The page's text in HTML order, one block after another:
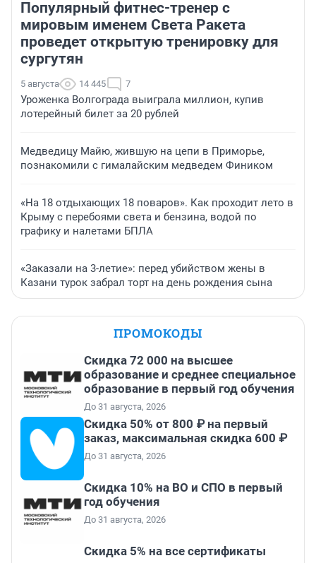
Популярный фитнес-тренер с
мировым именем Света Ракета
проведет открытую тренировку для
сургутян
5 августа 14 445 7
Уроженка Волгограда выиграла миллион, купив
лотерейный билет за 20 рублей
Медведицу Майю, жившую на цепи в Приморье,
познакомили с гималайским медведем Фиником
«На 18 отдыхающих 18 поваров». Как проходит лето в
Крыму с перебоями света и бензина, водой по
графику и налетами БПЛА
«Заказали на 3-летие»: перед убийством жены в
Казани турок забрал торт на день рождения сына
ПРОМОКОДЫ
Скидка 72 000 на высшее
образование и среднее специальное
образование в первый год обучения
До 31 августа, 2026
Скидка 50% от 800 ₽ на первый
заказ, максимальная скидка 600 ₽
До 31 августа, 2026
Скидка 10% на ВО и СПО в первый
год обучения
До 31 августа, 2026
Скидка 5% на все сертификаты